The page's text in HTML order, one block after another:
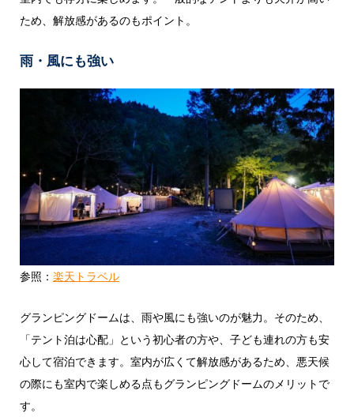
ため、解放感があるのもポイント。
雨・風にも強い
参照： 楽天トラベル
グランピングドームは、雨や風にも強いのが魅力。そのため、
「テント泊は心配」という初心者の方や、子ども連れの方も安
心して宿泊できます。室内が広くて解放感があるため、悪天候
の際にも室内で楽しめる点もグランピングドームのメリットで
す。